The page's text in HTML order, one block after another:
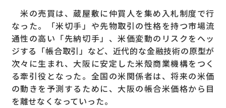
米の売買は、蔵屋敷に仲買人を集め入札制度で行
なった。「米切手」や先物取引の性格を持つ市場流
通性の高い「先納切手」、米価変動のリスクをヘッ
ジする「帳合取引」など、近代的な金融技術の原型が
次々に生まれ、大阪に安定した米殻商業機構をつく
る牽引役となった。全国の米関係者は、将来の米価
の動きを予測するために、大阪の帳合米価格から目
を離せなくなっていった。